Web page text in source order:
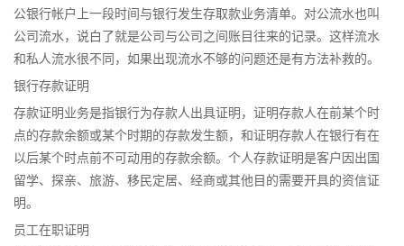
公银行帐户上一段时间与银行发生存取款业务清单。对公流水也叫
公司流水，说白了就是公司与公司之间账目往来的记录。这样流水
和私人流水很不同，如果出现流水不够的问题还是有方法补救的。
银行存款证明
存款证明业务是指银行为存款人出具证明，证明存款人在前某个时
点的存款余额或某个时期的存款发生额，和证明存款人在银行有在
以后某个时点前不可动用的存款余额。个人存款证明是客户因出国
留学、探亲、旅游、移民定居、经商或其他目的需要开具的资信证
明。
员工在职证明